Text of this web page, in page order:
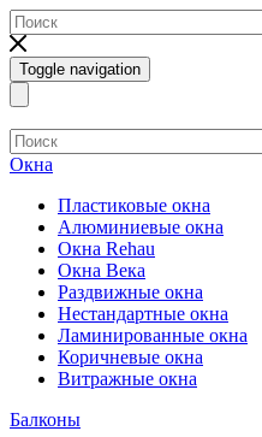
Toggle navigation
Окна
Пластиковые окна
Алюминиевые окна
Окна Rehau
Окна Века
Раздвижные окна
Нестандартные окна
Ламинированные окна
Коричневые окна
Витражные окна
Балконы